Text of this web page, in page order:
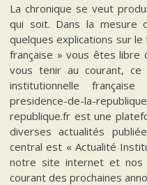
La chronique se veut
qui soit. Dans la mesure
quelques explications sur
française » vous êtes libre
vous tenir au courant,
institutionnelle
presidence-de-la-
republique.fr est une
diverses actualités
central est « Actualité
notre site internet et nos
courant des prochaines